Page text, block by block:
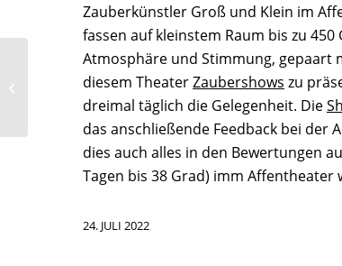
Zauberkünstler Groß und Klein im
fassen auf kleinstem Raum bis zu
Atmosphäre und Stimmung, gepaart
diesem TheaterZaubershows zu
dreimal täglich die Gelegenheit. Die
das anschließende Feedback bei
dies auch alles in den Bewertungen
Tagen bis 38 Grad) imm
24. JULI 2022
Google googelt
Zauberer TomBeck